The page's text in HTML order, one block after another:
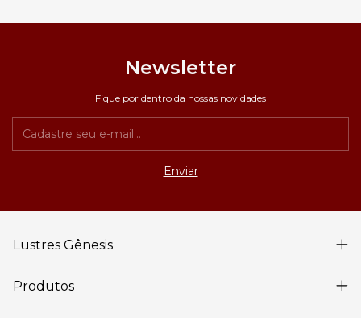
Newsletter
Fique por dentro da nossas novidades
Lustres Gênesis
Produtos